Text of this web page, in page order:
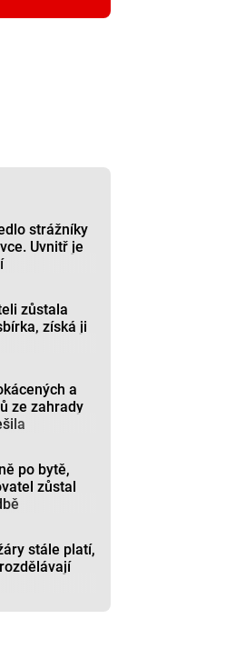
strážníky
Uvnitř je
zůstala
získá ji
a
ze zahrady
po bytě,
zůstal
stále platí,